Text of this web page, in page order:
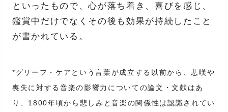
といったもので、心が落ち着き、喜びを感じ、
鑑賞中だけでなくその後も効果が持続したこと
が書かれている。
*グリーフ・ケアという言葉が成立する以前から、悲嘆や
喪失に対する音楽の影響力についての論文・文献はあ
り、1800年頃から悲しみと音楽の関係性は認識されてい